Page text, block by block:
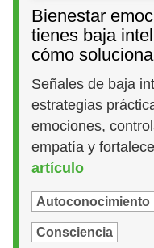
Bienestar
tienes baja
cómo
Señales de baja
estrategias
emociones,
empatía y
artículo
Autoconocimiento
Consciencia